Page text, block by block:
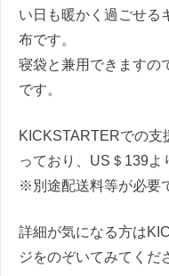
い日も暖かく過ごせる
布です。
寝袋と兼用できますの
です。
KICKSTARTERでの支
っており、US＄139よ
※別途配送料等が必要
詳細が気になる方は
ジをのぞいてみてくだ